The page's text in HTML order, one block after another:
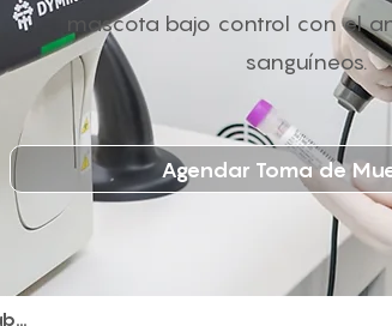
mascota bajo control con el
sanguíneos.
Agendar Toma de